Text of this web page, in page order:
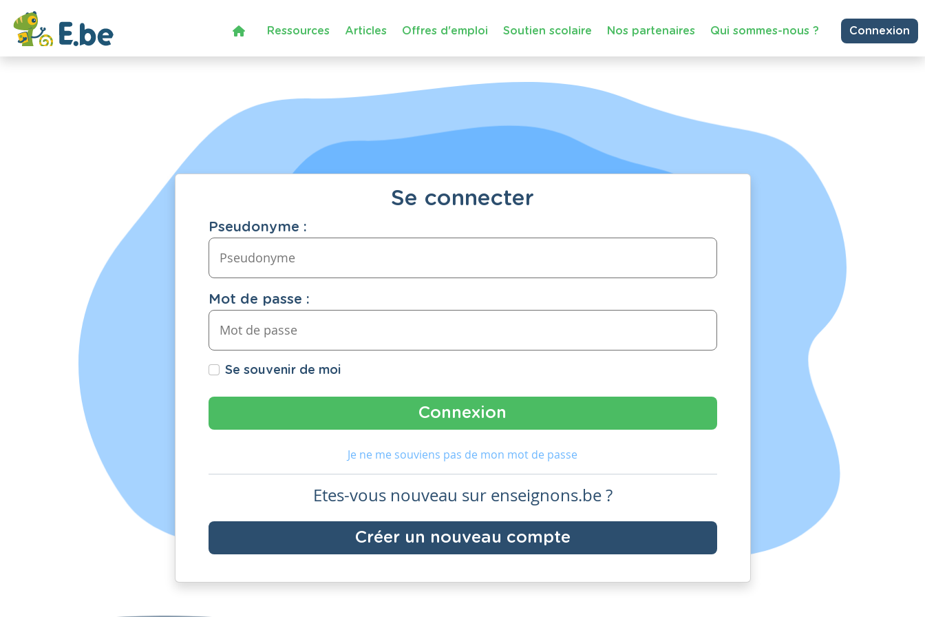
Ressources Articles Offres d'emploi Soutien scolaire Nos partenaires Qui sommes-nous ? Connexion
Se connecter
Pseudonyme :
Mot de passe :
Se souvenir de moi
Je ne me souviens pas de mon mot de passe
Etes-vous nouveau sur enseignons.be ?
Créer un nouveau compte